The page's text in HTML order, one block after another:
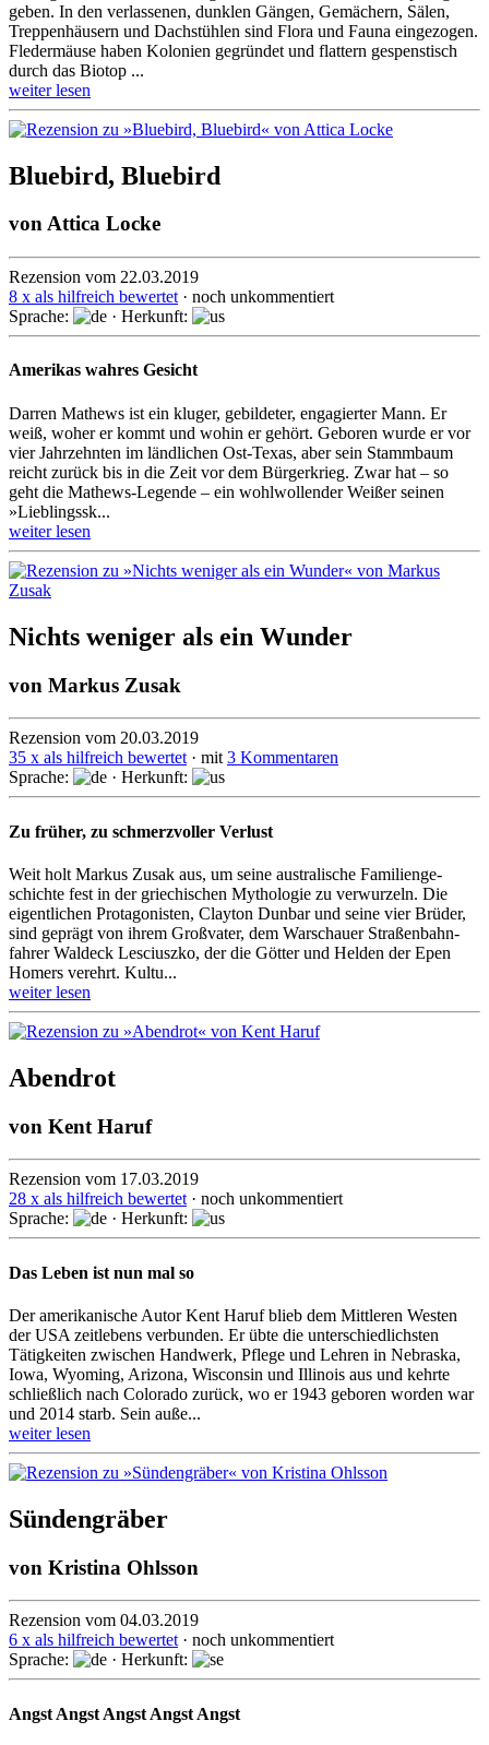
geben. In den verlassenen, dunklen Gängen, Gemächern, Sälen,
Treppen­häusern und Dach­stühlen sind Flora und Fauna eingezogen.
Fleder­mäuse haben Kolonien gegründet und flattern gespens­tisch
durch das Biotop ...
weiter lesen
Bluebird, Bluebird
vonAttica Locke
Rezension vom 22.03.2019
8 x als hilfreich bewertet · noch unkommentiert
Sprache:
· Herkunft:
Amerikas wahres Gesicht
Darren Mathews ist ein kluger, gebildeter, engagierter Mann. Er
weiß, woher er kommt und wohin er gehört. Geboren wurde er vor
vier Jahr­zehnten im länd­lichen Ost-Texas, aber sein Stamm­baum
reicht zurück bis in die Zeit vor dem Bürger­krieg. Zwar hat – so
geht die Mathews-Legende – ein wohl­wollen­der Weißer seinen
»Lieblings­sk...
weiter lesen
Nichts weniger als ein Wunder
von Markus Zusak
Rezension vom 20.03.2019
35 x als hilfreich bewertet · mit 3 Kommentaren
Sprache:
· Herkunft:
Zu früher, zu schmerzvoller Verlust
Weit holt Markus Zusak aus, um seine australische Familienge­
schichte fest in der griechi­schen Mythologie zu verwurzeln. Die
eigent­lichen Protago­nisten, Clayton Dunbar und seine vier Brüder,
sind geprägt von ihrem Großvater, dem Warschauer Straßen­bahn­
fahrer Waldeck Lesciuszko, der die Götter und Helden der Epen
Homers verehrt. Kultu...
weiter lesen
Abendrot
von Kent Haruf
Rezension vom 17.03.2019
28 x als hilfreich bewertet · noch unkommentiert
Sprache:
· Herkunft:
Das Leben ist nun mal so
Der amerikanische Autor Kent Haruf blieb dem Mittleren Westen
der USA zeitlebens verbunden. Er übte die unter­schied­lichs­ten
Tätig­keiten zwischen Handwerk, Pflege und Lehren in Nebraska,
Iowa, Wyoming, Arizona, Wisconsin und Illinois aus und kehrte
schließlich nach Colorado zurück, wo er 1943 geboren worden war
und 2014 starb. Sein auße...
weiter lesen
Sündengräber
von Kristina Ohlsson
Rezension vom 04.03.2019
6 x als hilfreich bewertet · noch unkommentiert
Sprache:
· Herkunft:
Angst Angst Angst Angst Angst